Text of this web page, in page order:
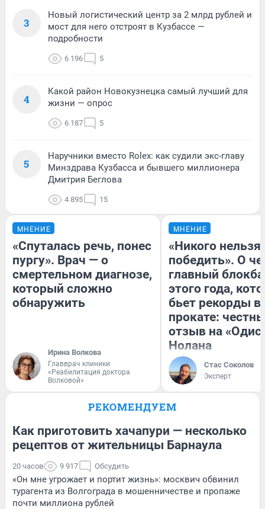
3
Новый логистический центр за 2 млрд рублей и
мост для него отстроят в Кузбассе —
подробности
6 196 5
4
Какой район Новокузнецка самый лучший для
жизни — опрос
6 187 5
5
Наручники вместо Rolex: как судили экс-главу
Минздрава Кузбасса и бывшего миллионера
Дмитрия Беглова
4 895 15
МНЕНИЕ
«Спуталась речь, понес
пургу». Врач — о
смертельном диагнозе,
который сложно
обнаружить
Ирина Волкова
Главврач клиники
«Реабилитация доктора
Волковой»
МНЕНИЕ
«Никого нельзя
победить». О
главный
этого года,
бьет рекорды в
прокате:
отзыв на
Нолана
Стас Соколов
Эксперт
РЕКОМЕНДУЕМ
Как приготовить хачапури — несколько
рецептов от жительницы Барнаула
20 часов 9 917 Обсудить
«Он мне угрожает и портит жизнь»: москвич обвинил
турагента из Волгограда в мошенничестве и пропаже
почти миллиона рублей